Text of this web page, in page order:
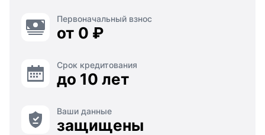
Первоначальный взнос
от 0 ₽
Срок кредитования
до 10 лет
Ваши данные
защищены